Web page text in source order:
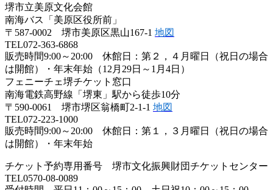
堺市立美原文化会館
南海バス「美原区役所前」
〒587-0002 堺市美原区黒山167-1 地図
TEL072-363-6868
販売時間9:00～20:00 休館日：第２，４月曜日（祝日の場合
は開館）・年末年始（12月29日～1月4日）
フェニーチェ堺チケット窓口
南海電鉄高野線「堺東」駅から徒歩10分
〒590-0061 堺市堺区翁橋町2-1-1 地図
TEL072-223-1000
販売時間9:00～20:00 休館日：第１，３月曜日（祝日の場合
は開館）・年末年始
チケット予約専用番号 堺市文化振興財団チケットセンター
TEL0570-08-0089